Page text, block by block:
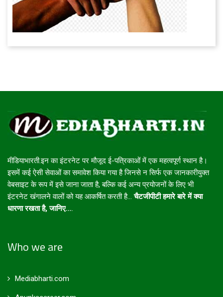
मीडियाभारती.इन का इंटरनेट पर मौजूद ई-पत्रिकाओं में एक महत्वपूर्ण स्थान है।
इसमें कई ऐसी सेवाओं का समावेश किया गया है जिनसे न सिर्फ एक जानकारीयुक्त
वेबसाइट के रूप में इसे जाना जाता है, बल्कि कई अन्य प्रयोजनों के लिए भी
इंटरनेट खंगालने वालों को यह आकर्षित करती है... चैटजीपीटी हमारे बारे में क्या
धारणा रखता है, जानिए....
Who we are
Mediabharti.com